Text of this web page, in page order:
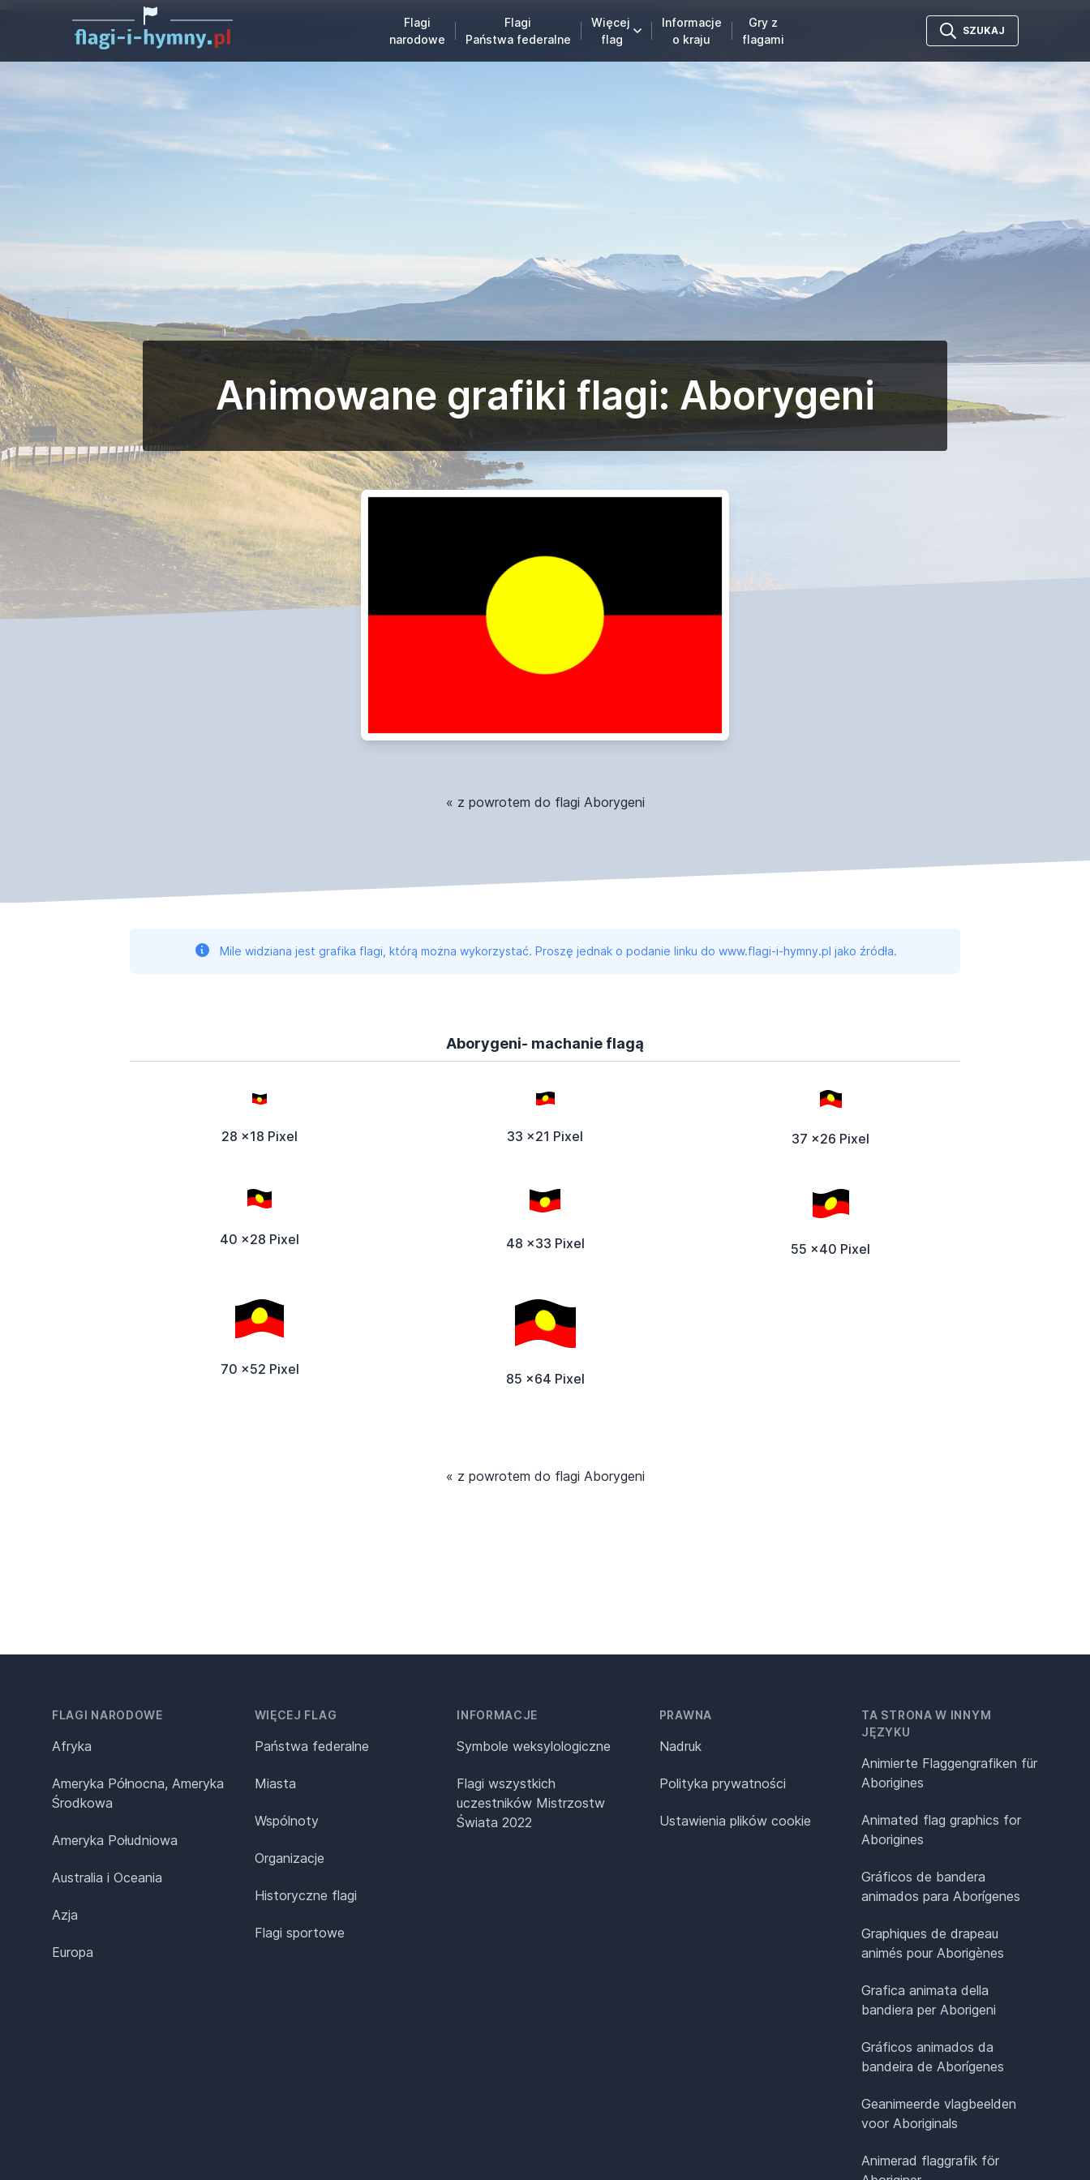
Flagi
narodowe
Flagi
Państwa federalne
Więcej
flag
Informacje
o kraju
Gry z
flagami
SZUKAJ
Animowane grafiki flagi: Aborygeni
« z powrotem do flagi Aborygeni
Mile widziana jest grafika flagi, którą można wykorzystać. Proszę jednak o podanie linku do www.flagi-i-hymny.pl jako źródła.
Aborygeni- machanie flagą
28 x18 Pixel 33 x21 Pixel 37 x26 Pixel
40 x28 Pixel 48 x33 Pixel 55 x40 Pixel
70 x52 Pixel
85 x64 Pixel
« z powrotem do flagi Aborygeni
FLAGI NARODOWE
Afryka
Ameryka Północna, Ameryka
Środkowa
Ameryka Południowa
Australia i Oceania
Azja
Europa
WIĘCEJ FLAG
Państwa federalne
Miasta
Wspólnoty
Organizacje
Historyczne flagi
Flagi sportowe
INFORMACJE
Symbole weksylologiczne
Flagi wszystkich
uczestników Mistrzostw
Świata 2022
PRAWNA
Nadruk
Polityka prywatności
Ustawienia plików cookie
TA STRONA W INNYM
JĘZYKU
Animierte Flaggengrafiken für
Aborigines
Animated flag graphics for
Aborigines
Gráficos de bandera
animados para Aborígenes
Graphiques de drapeau
animés pour Aborigènes
Grafica animata della
bandiera per Aborigeni
Gráficos animados da
bandeira de Aborígenes
Geanimeerde vlagbeelden
voor Aboriginals
Animerad flaggrafik för